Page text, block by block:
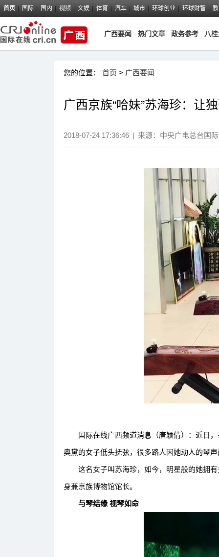
首页 国际 国内 视频 文娱 体育 汽车 城市 环球创业 环球财智
广西要闻 热门文章 政务参考 八
您的位置： 首页 > 广西要闻
广西京族“哈妹”苏海珍：让
2018-07-24 17:36:46 | 来源： 中央广电总台国
国际在线广西频道消息（唐颖倩）：近日，
奥黛的女子低头抚弦，很多路人因她动人的琴
这名女子叫苏海珍，如今，明星般的她拥有
身兼京族博物馆馆长。
与琴结缘 视琴如命